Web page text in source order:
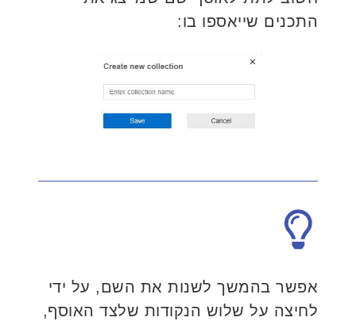
התכנים שייאספו בו:
אפשר בהמשך לשנות את השם, על ידי
לחיצה על שלוש הנקודות שלצד האוסף,